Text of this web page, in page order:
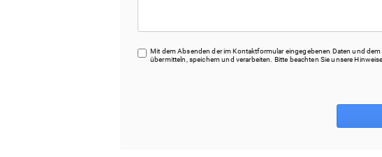
Mit dem Absenden der im Kontaktformular eingegebenen Daten und
übermitteln, speichern und verarbeiten. Bitte beachten Sie unsere